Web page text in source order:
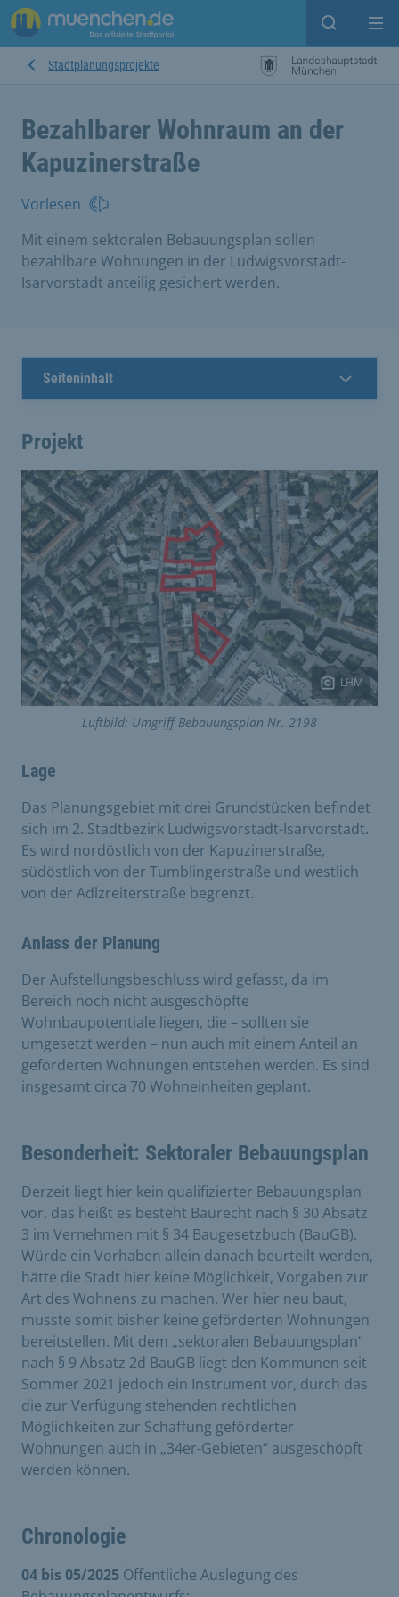
Open
Stadtplanungsprojekte
Bezahlbarer Wohnraum an der
Kapuzinerstraße
Vorlesen
Mit einem sektoralen Bebauungsplan sollen
bezahlbare Wohnungen in der Ludwigsvorstadt-
Isarvorstadt anteilig gesichert werden.
Seiteninhalt
Projekt
LHM
Luftbild: Umgriff Bebauungsplan Nr. 2198
Lage
Das Planungsgebiet mit drei Grundstücken befindet
sich im 2. Stadtbezirk Ludwigsvorstadt-Isarvorstadt.
Es wird nordöstlich von der Kapuzinerstraße,
südöstlich von der Tumblingerstraße und westlich
von der Adlzreiterstraße begrenzt.
Anlass der Planung
Der Aufstellungsbeschluss wird gefasst, da im
Bereich noch nicht ausgeschöpfte
Wohnbaupotentiale liegen, die – sollten sie
umgesetzt werden – nun auch mit einem Anteil an
geförderten Wohnungen entstehen werden. Es sind
insgesamt circa 70 Wohneinheiten geplant.
Besonderheit: Sektoraler Bebauungsplan
Derzeit liegt hier kein qualifizierter Bebauungsplan
vor, das heißt es besteht Baurecht nach § 30 Absatz
3 im Vernehmen mit § 34 Baugesetzbuch (BauGB).
Würde ein Vorhaben allein danach beurteilt werden,
hätte die Stadt hier keine Möglichkeit, Vorgaben zur
Art des Wohnens zu machen. Wer hier neu baut,
musste somit bisher keine geförderten Wohnungen
bereitstellen. Mit dem „sektoralen Bebauungsplan“
nach § 9 Absatz 2d BauGB liegt den Kommunen seit
Sommer 2021 jedoch ein Instrument vor, durch das
die zur Verfügung stehenden rechtlichen
Möglichkeiten zur Schaffung geförderter
Wohnungen auch in „34er-Gebieten“ ausgeschöpft
werden können.
Chronologie
04 bis 05/2025 Öffentliche Auslegung des